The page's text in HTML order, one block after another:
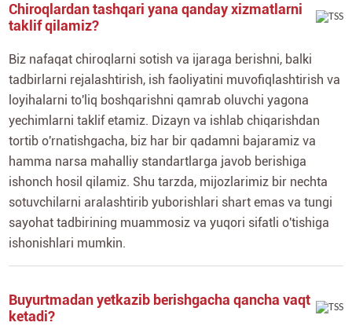
Chiroqlardan tashqari yana qanday xizmatlarni
taklif qilamiz?
Biz nafaqat chiroqlarni sotish va ijaraga berishni, balki
tadbirlarni rejalashtirish, ish faoliyatini muvofiqlashtirish va
loyihalarni to'liq boshqarishni qamrab oluvchi yagona
yechimlarni taklif etamiz. Dizayn va ishlab chiqarishdan
tortib o'rnatishgacha, biz har bir qadamni bajaramiz va
hamma narsa mahalliy standartlarga javob berishiga
ishonch hosil qilamiz. Shu tarzda, mijozlarimiz bir nechta
sotuvchilarni aralashtirib yuborishlari shart emas va tungi
sayohat tadbirining muammosiz va yuqori sifatli o'tishiga
ishonishlari mumkin.
Buyurtmadan yetkazib berishgacha qancha vaqt
ketadi?